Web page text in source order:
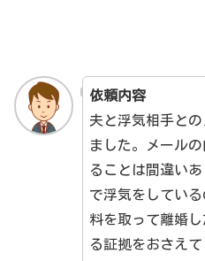
依頼内容
夫と浮気相手と
ました。メール
ることは間違い
で浮気をしてい
料を取って離婚
る証拠をおさえて